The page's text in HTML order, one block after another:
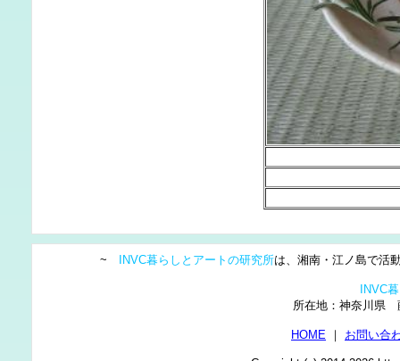
~ INVC暮らしとアートの研究所は、湘南・江ノ島で活
INVC
所在地：神奈川
HOME ｜ お問い合